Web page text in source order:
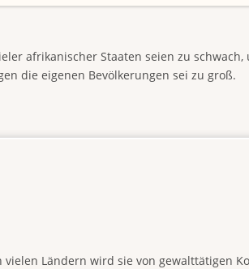
afrikanischer Staaten seien zu
die eigenen Bevölkerungen sei zu groß.
Ländern wird sie von gewalttätigen